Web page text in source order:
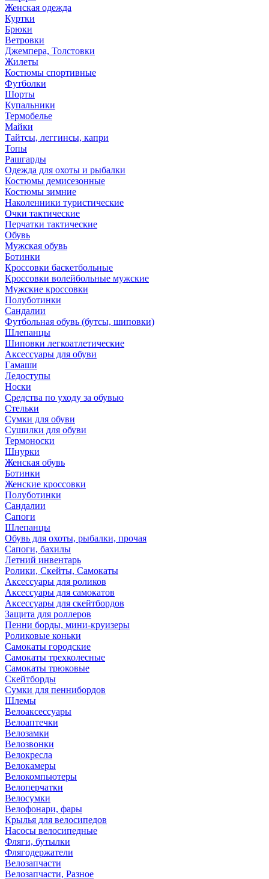
Женская одежда
Куртки
Брюки
Ветровки
Джемпера, Толстовки
Жилеты
Костюмы спортивные
Футболки
Шорты
Купальники
Термобелье
Майки
Тайтсы, леггинсы, капри
Топы
Рашгарды
Одежда для охоты и рыбалки
Костюмы демисезонные
Костюмы зимние
Наколенники туристические
Очки тактические
Перчатки тактические
Обувь
Мужская обувь
Ботинки
Кроссовки баскетбольные
Кроссовки волейбольные мужские
Мужские кроссовки
Полуботинки
Сандалии
Футбольная обувь (бутсы, шиповки)
Шлепанцы
Шиповки легкоатлетические
Аксессуары для обуви
Гамаши
Ледоступы
Носки
Средства по уходу за обувью
Стельки
Сумки для обуви
Сушилки для обуви
Термоноски
Шнурки
Женская обувь
Ботинки
Женские кроссовки
Полуботинки
Сандалии
Сапоги
Шлепанцы
Обувь для охоты, рыбалки, прочая
Сапоги, бахилы
Летний инвентарь
Ролики, Скейты, Самокаты
Аксессуары для роликов
Аксессуары для самокатов
Аксессуары для скейтбордов
Защита для роллеров
Пенни борды, мини-круизеры
Роликовые коньки
Самокаты городские
Самокаты трехколесные
Самокаты трюковые
Скейтборды
Сумки для пеннибордов
Шлемы
Велоаксессуары
Велоаптечки
Велозамки
Велозвонки
Велокресла
Велокамеры
Велокомпьютеры
Велоперчатки
Велосумки
Велофонари, фары
Крылья для велосипедов
Насосы велосипедные
Фляги, бутылки
Флягодержатели
Велозапчасти
Велозапчасти, Разное